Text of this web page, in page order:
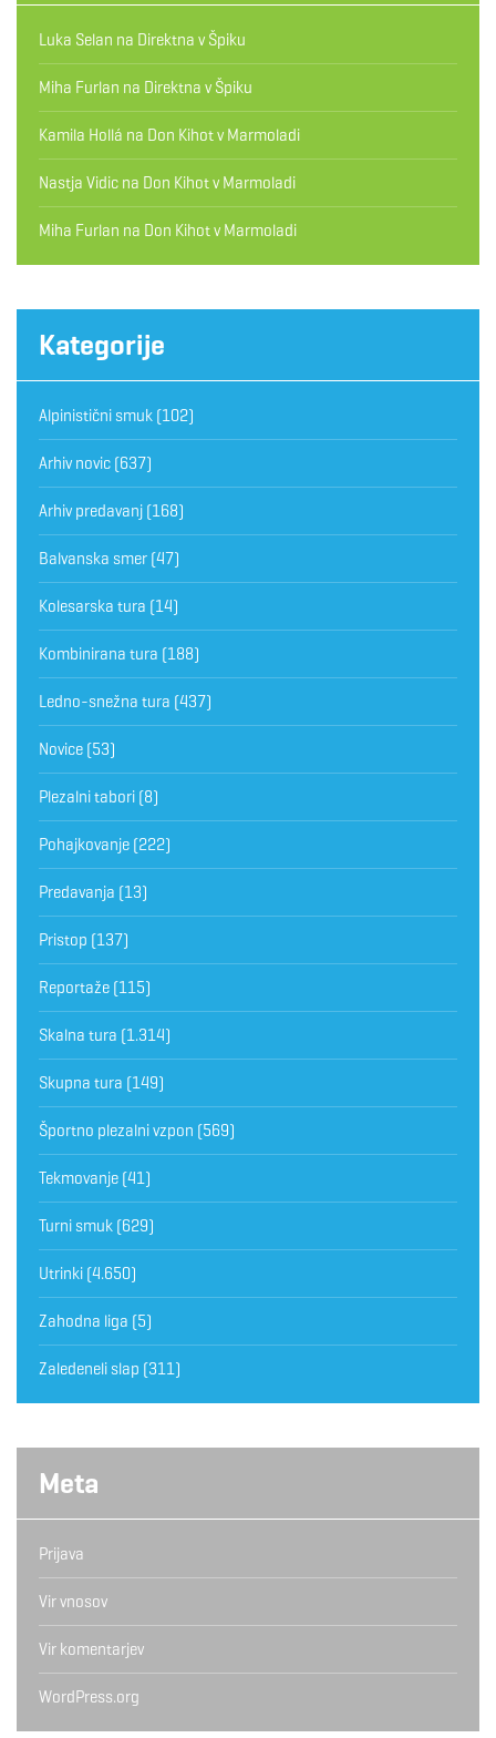
Luka Selan na Direktna v Špiku
Miha Furlan na Direktna v Špiku
Kamila Hollá na Don Kihot v Marmoladi
Nastja Vidic na Don Kihot v Marmoladi
Miha Furlan na Don Kihot v Marmoladi
Kategorije
Alpinistični smuk (102)
Arhiv novic (637)
Arhiv predavanj (168)
Balvanska smer (47)
Kolesarska tura (14)
Kombinirana tura (188)
Ledno-snežna tura (437)
Novice (53)
Plezalni tabori (8)
Pohajkovanje (222)
Predavanja (13)
Pristop (137)
Reportaže (115)
Skalna tura (1.314)
Skupna tura (149)
Športno plezalni vzpon (569)
Tekmovanje (41)
Turni smuk (629)
Utrinki (4.650)
Zahodna liga (5)
Zaledeneli slap (311)
Meta
Prijava
Vir vnosov
Vir komentarjev
WordPress.org